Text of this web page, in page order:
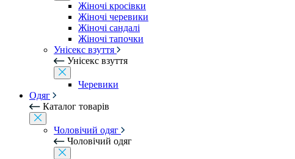
Жіночі кросівки
Жіночі черевики
Жіночі сандалі
Жіночі тапочки
Унісекс взуття
Унісекс взуття
Черевики
Одяг
Каталог товарів
Чоловічий одяг
Чоловічий одяг